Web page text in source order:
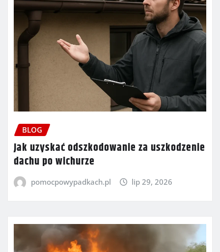
BLOG
Jak uzyskać odszkodowanie za uszkodzenie
dachu po wichurze
pomocpowypadkach.pl lip 29, 2026